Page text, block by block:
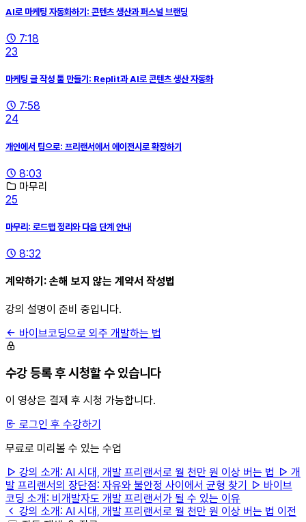
AI로 마케팅 자동화하기: 콘텐츠 생산과 퍼스널 브랜딩
7:18
23
마케팅 글 작성 툴 만들기: Replit과 AI로 콘텐츠 생산 자동화
7:58
24
개인에서 팀으로: 프리랜서에서 에이전시로 확장하기
8:03
마무리
25
마무리: 로드맵 정리와 다음 단계 안내
8:32
계약하기: 손해 보지 않는 계약서 작성법
강의 설명이 준비 중입니다.
바이브코딩으로 외주 개발하는 법
수강 등록 후 시청할 수 있습니다
이 영상은 결제 후 시청 가능합니다.
로그인 후 수강하기
무료로 미리볼 수 있는 수업
강의 소개: AI 시대, 개발 프리랜서로 월 천만 원 이상 버는 법
개
발 프리랜서의 장단점: 자유와 불안정 사이에서 균형 찾기
바이브
코딩 소개: 비개발자도 개발 프리랜서가 될 수 있는 이유
강의 소개: AI 시대, 개발 프리랜서로 월 천만 원 이상 버는 법 이전